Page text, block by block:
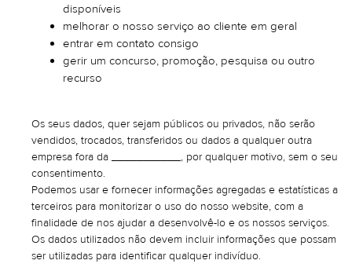
disponíveis
melhorar o nosso serviço ao cliente em geral
entrar em contato consigo
gerir um concurso, promoção, pesquisa ou outro
recurso
Os seus dados, quer sejam públicos ou privados, não serão
vendidos, trocados, transferidos ou dados a qualquer outra
empresa fora da ___________, por qualquer motivo, sem o seu
consentimento.
Podemos usar e fornecer informações agregadas e estatísticas a
terceiros para monitorizar o uso do nosso website, com a
finalidade de nos ajudar a desenvolvê-lo e os nossos serviços.
Os dados utilizados não devem incluir informações que possam
ser utilizadas para identificar qualquer indivíduo.